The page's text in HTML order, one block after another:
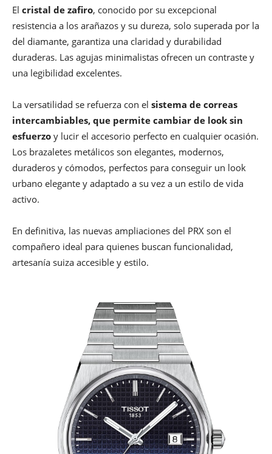
El cristal de zafiro, conocido por su excepcional
resistencia a los arañazos y su dureza, solo superada por la
del diamante, garantiza una claridad y durabilidad
duraderas. Las agujas minimalistas ofrecen un contraste y
una legibilidad excelentes.
La versatilidad se refuerza con el sistema de correas
intercambiables, que permite cambiar de look sin
esfuerzo y lucir el accesorio perfecto en cualquier ocasión.
Los brazaletes metálicos son elegantes, modernos,
duraderos y cómodos, perfectos para conseguir un look
urbano elegante y adaptado a su vez a un estilo de vida
activo.
En definitiva, las nuevas ampliaciones del PRX son el
compañero ideal para quienes buscan funcionalidad,
artesanía suiza accesible y estilo.